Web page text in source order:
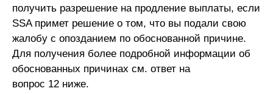
получить разрешение на продление выплаты, если
SSA примет решение о том, что вы подали свою
жалобу с опозданием по обоснованной причине.
Для получения более подробной информации об
обоснованных причинах см. ответ на
вопрос 12 ниже.